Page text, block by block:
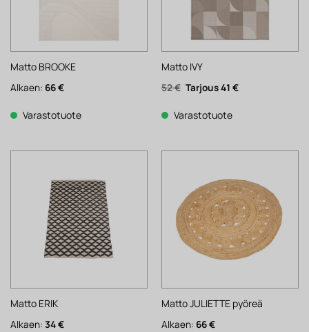
Matto BROOKE
Alkaen: 66€
Varastotuote
Matto IVY
52€ Alkuperäinen
hinta
52 €.
41 €Nykyinen
Varastotuote
Matto ERIK
Alkaen: 34€
Matto JULIETTE pyöreä
Alkaen: 66€